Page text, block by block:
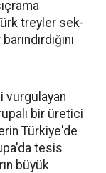
treyler sek­
vurgulayan
bir üretici
Türkiye'de
tesis
büyük